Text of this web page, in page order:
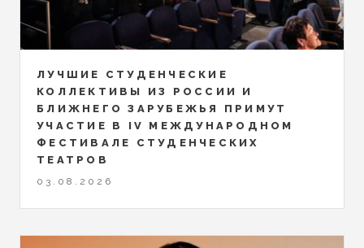
ЛУЧШИЕ СТУДЕНЧЕСКИЕ
КОЛЛЕКТИВЫ ИЗ РОССИИ И
БЛИЖНЕГО ЗАРУБЕЖЬЯ ПРИМУТ
УЧАСТИЕ В IV МЕЖДУНАРОДНОМ
ФЕСТИВАЛЕ СТУДЕНЧЕСКИХ
ТЕАТРОВ
03.08.2026